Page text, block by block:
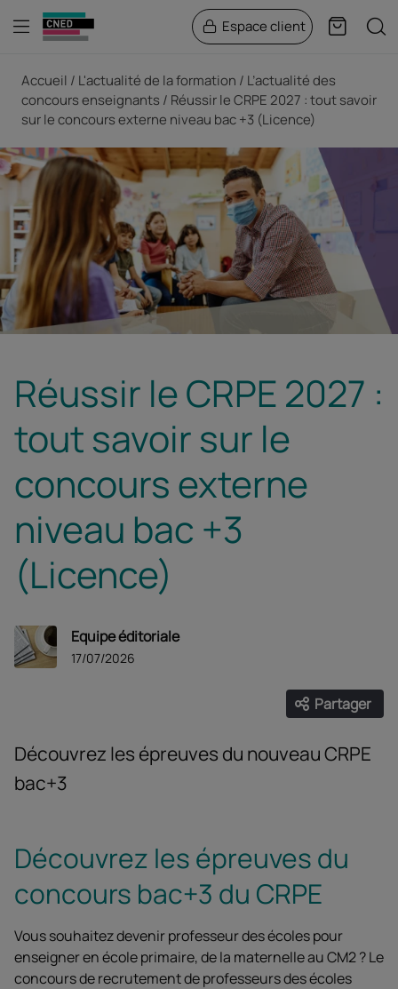
Menu Espace client Panier
Accueil L'actualité de la formation
L’actualité des
concours enseignants
Réussir le CRPE 2027 : tout savoir
sur le concours externe niveau bac +3 (Licence)
Réussir le CRPE 2027 :
tout savoir sur le
concours externe
niveau bac +3
(Licence)
Equipe éditoriale
17/07/2026
Partager
Ouvrir
Découvrez les épreuves du nouveau CRPE
bac+3
Découvrez les épreuves du
concours bac+3 du CRPE
Vous souhaitez devenir professeur des écoles pour
enseigner en école primaire, de la maternelle au CM2 ? Le
concours de recrutement de professeurs des écoles